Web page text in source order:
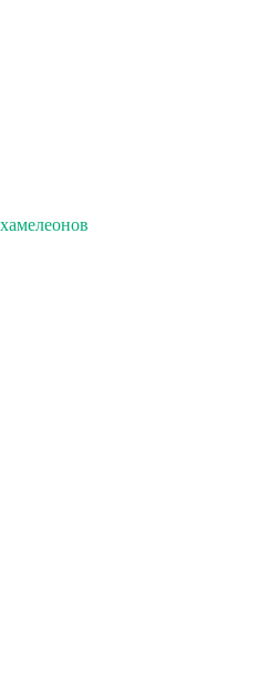
хамелеонов